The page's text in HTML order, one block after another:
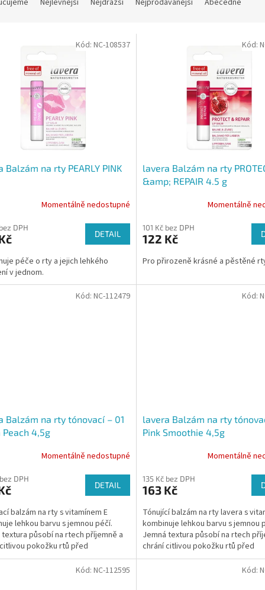
Nejlevnější Nejdražší Nejprodávanější Abecedně
Balzám na rty PEARLY PINK
Momentálně nedostupné
DPH
DETAIL
péče o rty a jejich lehkého
v jednom.
Kód: NC-108537
lavera Balzám na rty
&amp; REPAIR 4.5 g
Momentálně
101 Kč bez DPH
122 Kč
Pro přirozeně krásné a pěstěné
Kód:
Balzám na rty tónovací – 01
Peach 4,5g
Momentálně nedostupné
DPH
DETAIL
balzám na rty s vitamínem E
lehkou barvu s jemnou péčí.
působí na rtech příjemně a
pokožku rtů před
Kód: NC-112479
lavera Balzám na rty
Pink Smoothie 4,5g
Momentálně
135 Kč bez DPH
163 Kč
Tónující balzám na rty lavera s
kombinuje lehkou barvu s jemnou
Jemná textura působí na rtech
chrání citlivou pokožku rtů před
vysoušením.
Kód:
Kód: NC-112595 Kód: